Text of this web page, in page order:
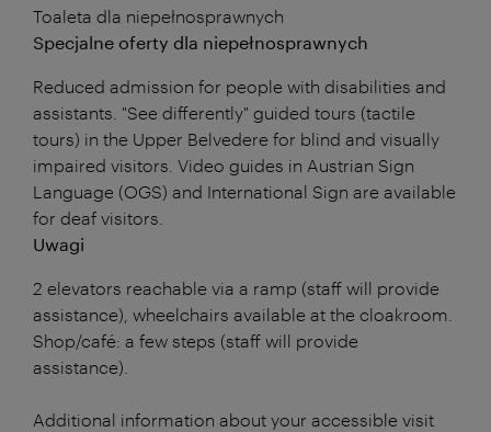
Toaleta dla niepełnosprawnych
Specjalne oferty dla niepełnosprawnych
Reduced admission for people with disabilities and
assistants. "See differently" guided tours (tactile
tours) in the Upper Belvedere for blind and visually
impaired visitors. Video guides in Austrian Sign
Language (OGS) and International Sign are available
for deaf visitors.
Uwagi
2 elevators reachable via a ramp (staff will provide
assistance), wheelchairs available at the cloakroom.
Shop/café: a few steps (staff will provide
assistance).
Additional information about your accessible visit